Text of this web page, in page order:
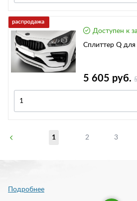
Доступен к
Сплиттер Q
5 605 руб.
1 2 3